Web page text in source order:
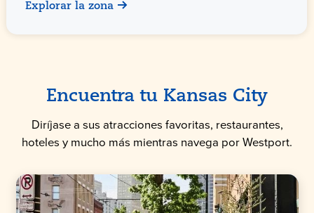
Explorar la zona
Encuentra tu Kansas City
Diríjase a sus atracciones favoritas, restaurantes,
hoteles y mucho más mientras navega por Westport.